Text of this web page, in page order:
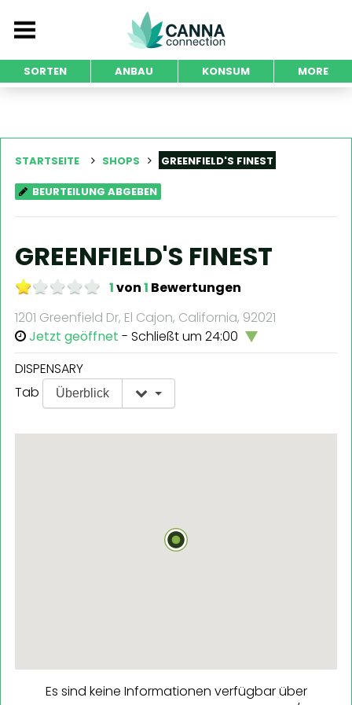
SORTEN ANBAU KONSUM MORE
STARTSEITE SHOPS GREENFIELD'S FINEST
BEURTEILUNG ABGEBEN
GREENFIELD'S FINEST
1von1 Bewertungen
1201 Greenfield Dr, El Cajon, California, 92021
Jetzt geöffnet - Schließt um 24:00
DISPENSARY
Tab
Überblick
Es sind keine Informationen verfügbar über